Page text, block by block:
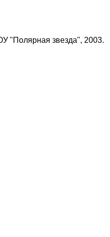
"Полярная звезда", 2003.